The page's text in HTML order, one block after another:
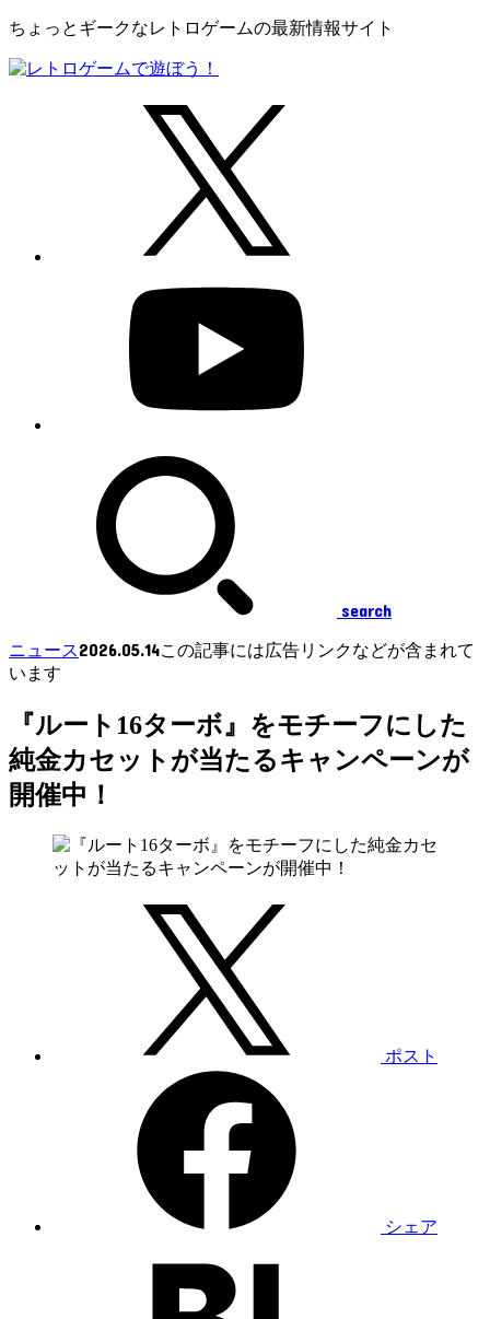
ちょっとギークなレトロゲームの最新情報サイト
search
ニュース2026.05.14この記事には広告リンクなどが含まれて
います
『ルート16ターボ』をモチーフにした
純金カセットが当たるキャンペーンが
開催中！
ポスト
シェア